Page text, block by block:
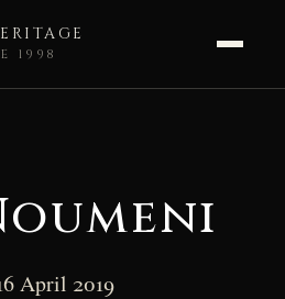
1998
April 2019